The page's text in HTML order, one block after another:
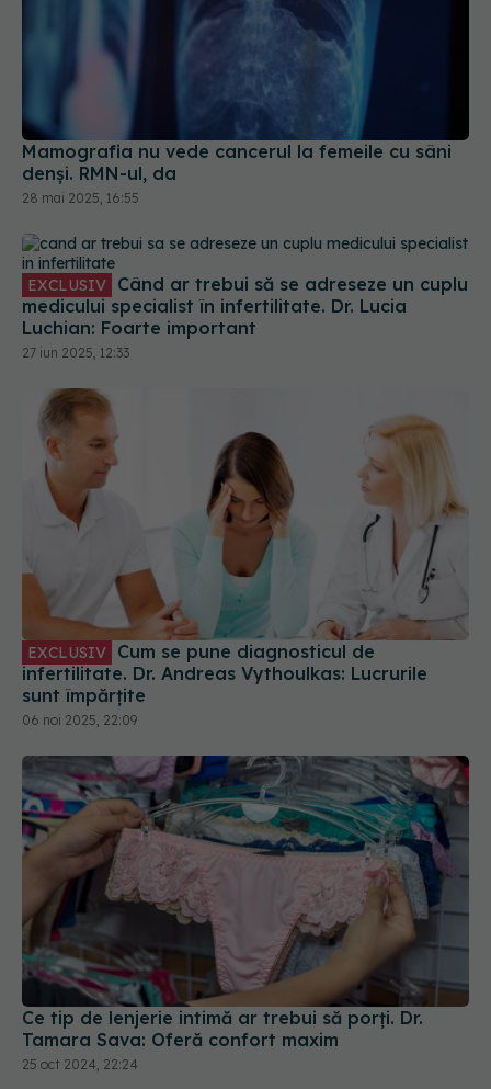
Mamografia nu vede cancerul la femeile cu sâni
denși. RMN-ul, da
28 mai 2025, 16:55
EXCLUSIV
medicului specialist în infertilitate. Dr. Lucia
Luchian: Foarte important
27 iun 2025, 12:33
EXCLUSIV
infertilitate. Dr. Andreas Vythoulkas: Lucrurile
sunt împărțite
06 noi 2025, 22:09
Ce tip de lenjerie intimă ar trebui să porți. Dr.
Tamara Sava: Oferă confort maxim
25 oct 2024, 22:24